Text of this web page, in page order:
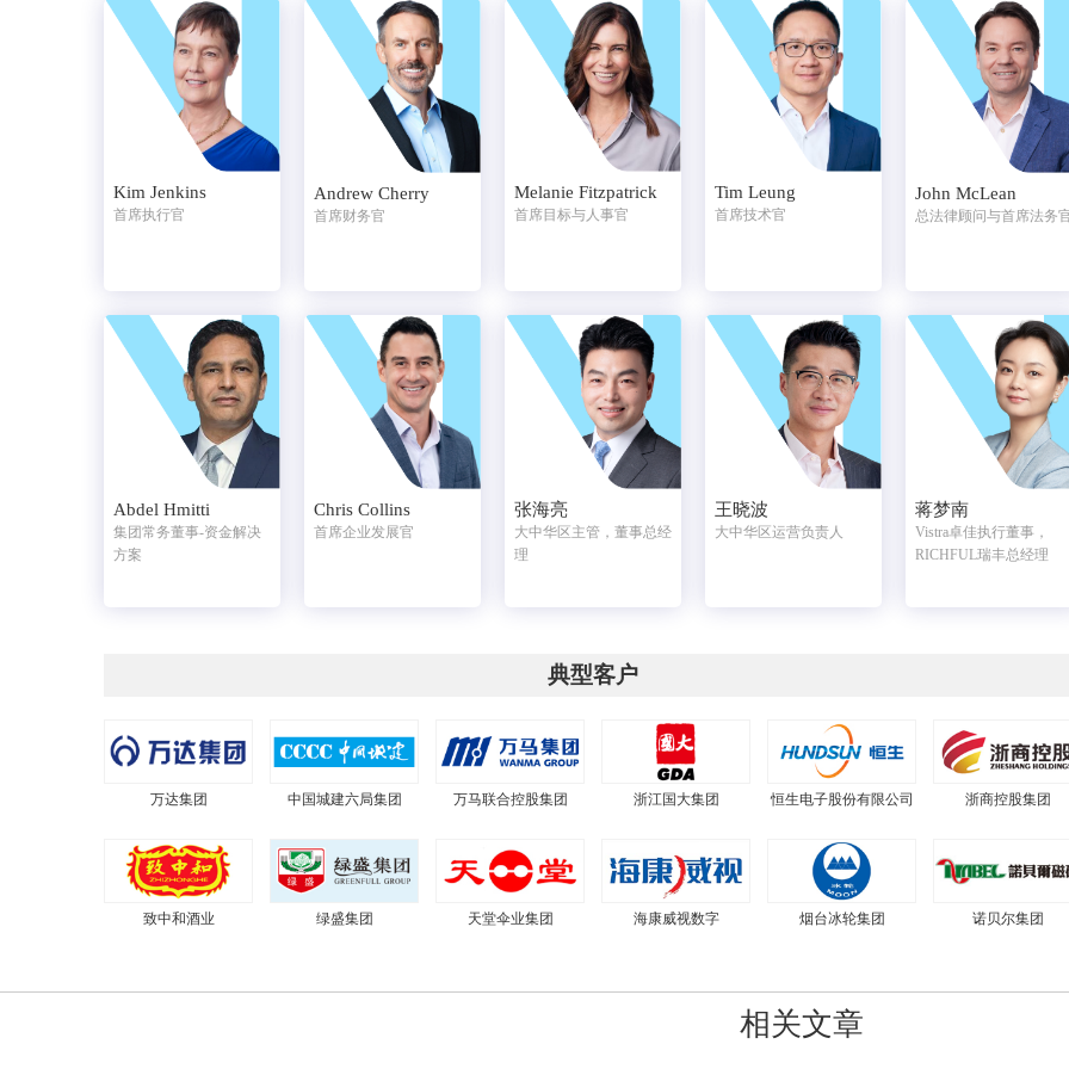
Kim Jenkins
首席执行官
Andrew Cherry
首席财务官
Melanie Fitzpatrick
首席目标与人事官
Tim Leung
首席技术官
John McLean
总法律顾问与首席法务
Abdel Hmitti
集团常务董事-资金解决
方案
Chris Collins
首席企业发展官
张海亮
大中华区主管，董事总经
理
王晓波
大中华区运营负责人
蒋梦南
Vistra卓佳执行董事，
RICHFUL瑞丰总经理
典型客户
万达集团 中国城建六局集团 万马联合控股集团 浙江国大集团 恒生电子股份有限公司 浙商控股集团
致中和酒业 绿盛集团 天堂伞业集团 海康威视数字 烟台冰轮集团 诺贝尔集团
相关文章